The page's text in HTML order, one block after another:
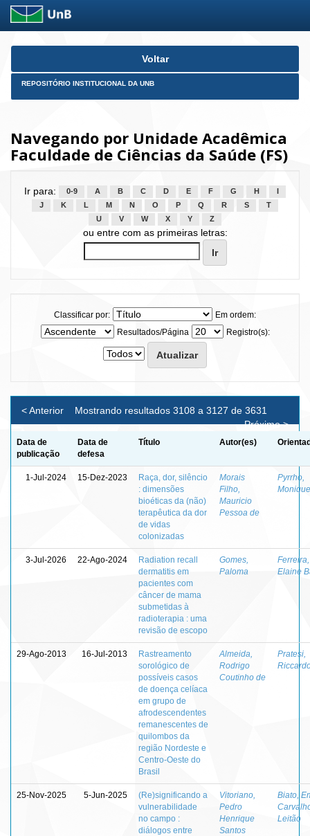
Skip
Voltar
REPOSITÓRIO INSTITUCIONAL DA UNB
Navegando por Unidade Acadêmica
Faculdade de Ciências da Saúde (FS)
Ir para: 0-9 A B C D E F G H
J
K L M N O P Q R S
T
U
V W X Y Z
ou entre com as primeiras letras:
Classificar por:
Em ordem:
Resultados/Página
Registro(s):
Mostrando resultados 3108 a 3127 de 3631
< Anterior
Próximo >
Data de
publicação
Data de
defesa
Título Autor(es)
1-Jul-2024 15-Dez-2023
Raça, dor, silêncio
: dimensões
bioéticas da (não)
terapêutica da dor
de vidas
colonizadas
Morais
Filho,
Mauricio
Pessoa de
Pyrrho,
Monique
3-Jul-2026 22-Ago-2024
Radiation recall
dermatitis em
pacientes com
câncer de mama
submetidas à
radioterapia : uma
revisão de escopo
Gomes,
Paloma
Ferreira,
Elaine
29-Ago-2013 16-Jul-2013
Rastreamento
sorológico de
possíveis casos
de doença celíaca
em grupo de
afrodescendentes
remanescentes de
quilombos da
região Nordeste e
Centro-Oeste do
Brasil
Almeida,
Rodrigo
Coutinho de
Pratesi,
25-Nov-2025 5-Jun-2025
(Re)significando a
vulnerabilidade
no campo :
diálogos entre
Vitoriano,
Pedro
Henrique
Santos
Biato,
Leitão